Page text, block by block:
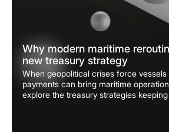
Why modern maritime
new treasury strategy
When geopolitical crises force
payments can bring maritime
explore the treasury strategies